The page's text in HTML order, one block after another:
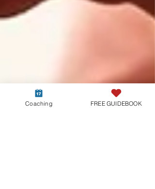
Coaching FREE GUIDEBOOK